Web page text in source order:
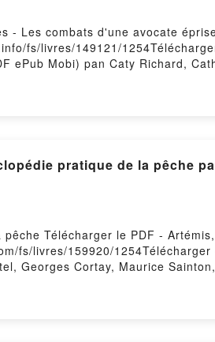
- Les combats d'une avocate
fs/livres/149121/
ePub Mobi) pan Caty Richard,
brisées - Les combats d'une
vies brisées - Les combats d'une
pratique de la pêche
Télécharger le PDF -
fs/livres/159920/
Georges Cortay, Maurice
pratique de la pêche Artémis,